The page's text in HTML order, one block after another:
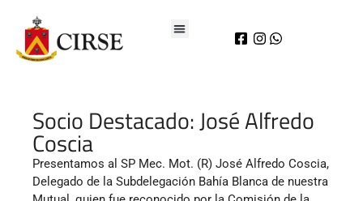
Socio Destacado: José Alfredo
Coscia
Presentamos al SP Mec. Mot. (R) José Alfredo Coscia,
Delegado de la Subdelegación Bahía Blanca de nuestra